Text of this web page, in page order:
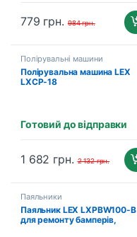
779 грн. 984грн.
Полірувальні машини
Полірувальна машина LEX
LXCP-18
Готовий до відправки
1 682 грн. 2 132грн.
Паяльники
Паяльник LEX LXPBW100-B
для ремонту бамперів,